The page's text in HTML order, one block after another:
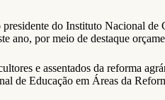
do Instituto Nacional
ano, por meio de destaque
e assentados da reforma
de Educação em Áreas da